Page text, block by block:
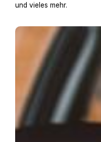
und vieles mehr.
Sicher zum Ziel